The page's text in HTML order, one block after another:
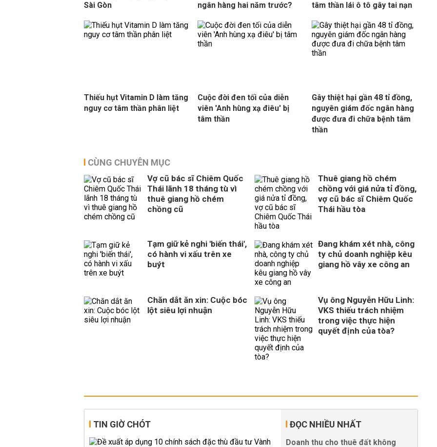
Sài Gòn
ngân hàng hai năm trước?
tâm thần lái ô tô gây tai nạn
Thiếu hụt Vitamin D làm tăng
nguy cơ tâm thần phân liệt
Cuộc đời đen tối của diễn
viên 'Anh hùng xạ điêu' bị
tâm thần
Gây thiệt hại gần 48 tỉ đồng,
nguyên giám đốc ngân hàng
được đưa đi chữa bệnh tâm
thần
CÙNG CHUYÊN MỤC
Vợ cũ bác sĩ Chiêm Quốc
Thái lãnh 18 tháng tù vì
thuê giang hồ chém
chồng cũ
Thuê giang hồ chém
chồng với giá nửa tỉ đồng,
vợ cũ bác sĩ Chiêm Quốc
Thái hầu tòa
Tạm giữ kẻ nghi 'biến thái',
có hành vi xấu trên xe
buýt
Đang khám xét nhà, công
ty chủ doanh nghiệp kêu
giang hồ vây xe công an
Chăn dắt ăn xin: Cuộc bóc
lột siêu lợi nhuận
Vụ ông Nguyễn Hữu Linh:
VKS thiếu trách nhiệm
trong việc thực hiện
quyết định của tòa?
TIN GIỜ CHÓT ĐỌC NHIỀU NHẤT
Doanh thu cho thuê đất không